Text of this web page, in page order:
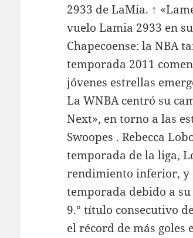
2933 de LaMia. ↑
vuelo Lamia 2933 en
Chapecoense: la NBA
temporada 2011
jóvenes estrellas
La WNBA centró su
Next», en torno a las
Swoopes . Rebecca
temporada de la liga,
rendimiento inferior, y
temporada debido a
9.° título consecutivo
el récord de más